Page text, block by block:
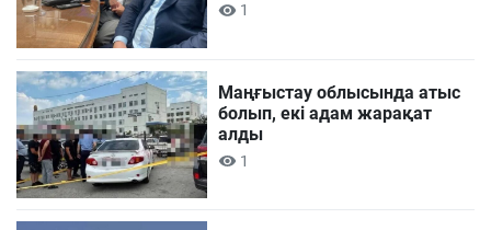
1
Маңғыстау облысында атыс
болып, екі адам жарақат
алды
1